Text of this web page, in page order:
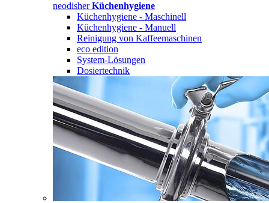
neodisherKüchenhygiene
Küchenhygiene - Maschinell
Küchenhygiene - Manuell
Reinigung von Kaffeemaschinen
eco edition
System-Lösungen
Dosiertechnik